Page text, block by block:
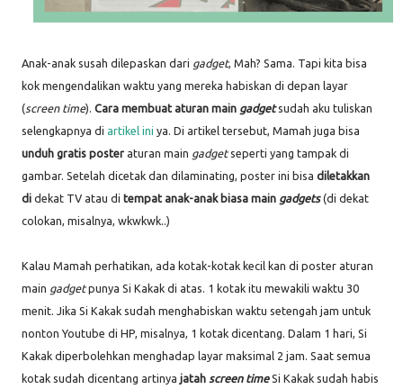
Anak-anak susah dilepaskan dari gadget, Mah? Sama. Tapi kita bisa
kok mengendalikan waktu yang mereka habiskan di depan layar
(screen time). Cara membuat aturan main gadget sudah aku tuliskan
selengkapnya di artikel ini ya. Di artikel tersebut, Mamah juga bisa
unduh gratis poster aturan main gadgetseperti yang tampak di
gambar. Setelah dicetak dan dilaminating, poster ini bisa diletakkan
di dekat TV atau di tempat anak-anak biasa main gadgets(di dekat
colokan, misalnya, wkwkwk..)
Kalau Mamah perhatikan, ada kotak-kotak kecil kan di poster aturan
main gadgetpunya Si Kakak di atas. 1 kotak itu mewakili waktu 30
menit. Jika Si Kakak sudah menghabiskan waktu setengah jam untuk
nonton Youtube di HP, misalnya, 1 kotak dicentang. Dalam 1 hari, Si
Kakak diperbolehkan menghadap layar maksimal 2 jam. Saat semua
kotak sudah dicentang artinya jatah screen timeSi Kakak sudah habis